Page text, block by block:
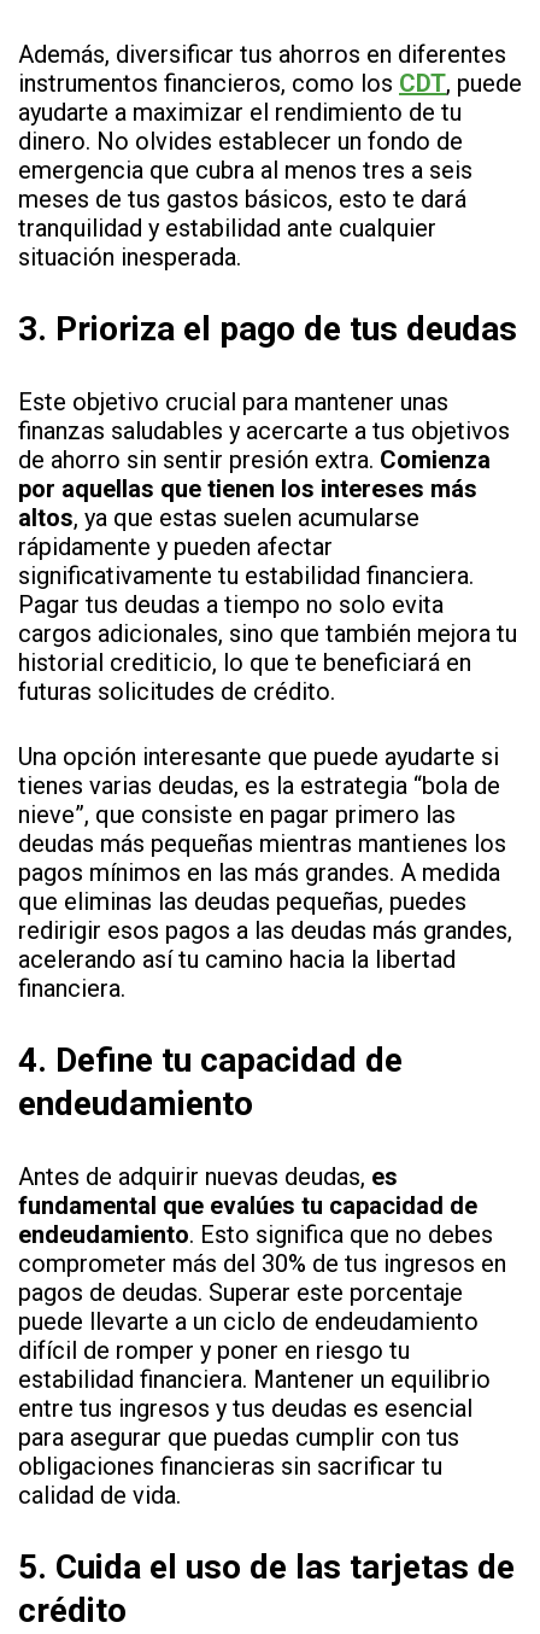
Además, diversificar tus ahorros en diferentes
instrumentos financieros, como los CDT, puede
ayudarte a maximizar el rendimiento de tu
dinero. No olvides establecer un fondo de
emergencia que cubra al menos tres a seis
meses de tus gastos básicos, esto te dará
tranquilidad y estabilidad ante cualquier
situación inesperada.
3. Prioriza el pago de tus deudas
Este objetivo crucial para mantener unas
finanzas saludables y acercarte a tus objetivos
de ahorro sin sentir presión extra. Comienza
por aquellas que tienen los intereses más
altos, ya que estas suelen acumularse
rápidamente y pueden afectar
significativamente tu estabilidad financiera.
Pagar tus deudas a tiempo no solo evita
cargos adicionales, sino que también mejora tu
historial crediticio, lo que te beneficiará en
futuras solicitudes de crédito.
Una opción interesante que puede ayudarte si
tienes varias deudas, es la estrategia “bola de
nieve”, que consiste en pagar primero las
deudas más pequeñas mientras mantienes los
pagos mínimos en las más grandes. A medida
que eliminas las deudas pequeñas, puedes
redirigir esos pagos a las deudas más grandes,
acelerando así tu camino hacia la libertad
financiera.
4. Define tu capacidad de
endeudamiento
Antes de adquirir nuevas deudas, es
fundamental que evalúes tu capacidad de
endeudamiento. Esto significa que no debes
comprometer más del 30% de tus ingresos en
pagos de deudas. Superar este porcentaje
puede llevarte a un ciclo de endeudamiento
difícil de romper y poner en riesgo tu
estabilidad financiera. Mantener un equilibrio
entre tus ingresos y tus deudas es esencial
para asegurar que puedas cumplir con tus
obligaciones financieras sin sacrificar tu
calidad de vida.
5. Cuida el uso de las tarjetas de
crédito